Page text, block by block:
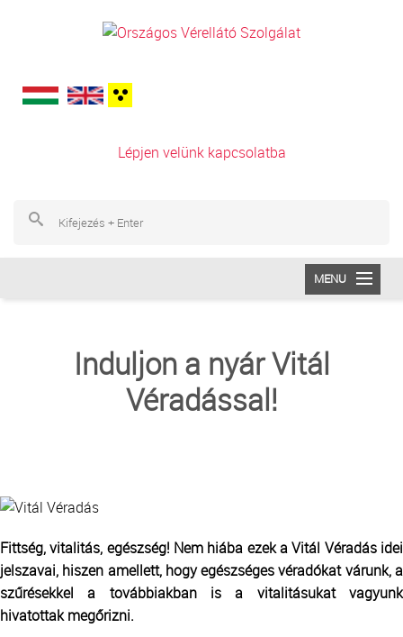
Lépjen velünk kapcsolatba
MENU
VÉRADÁS
VÁRÓLISTÁK
SAJTÓ
Induljon a nyár Vitál
Véradással!
Fittség, vitalitás, egészség! Nem hiába ezek a Vitál Véradás idei
jelszavai, hiszen amellett, hogy egészséges véradókat várunk, a
szűrésekkel a továbbiakban is a vitalitásukat vagyunk
hivatottak megőrizni.